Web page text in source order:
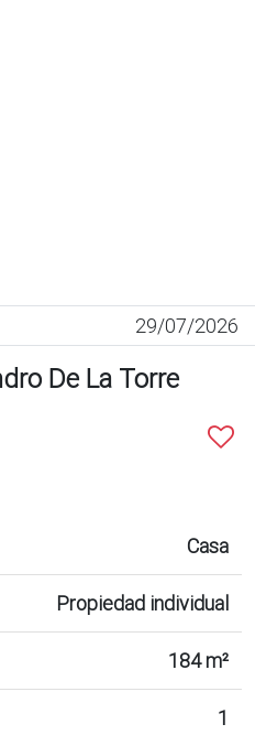
29/07/2026
De La Torre
Casa
Propiedad individual
184 m²
1